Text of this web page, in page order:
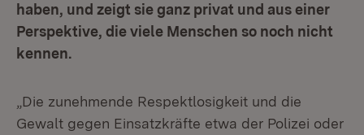
haben, und zeigt sie ganz privat und aus einer
Perspektive, die viele Menschen so noch nicht
kennen.
„Die zunehmende Respektlosigkeit und die
Gewalt gegen Einsatzkräfte etwa der Polizei oder